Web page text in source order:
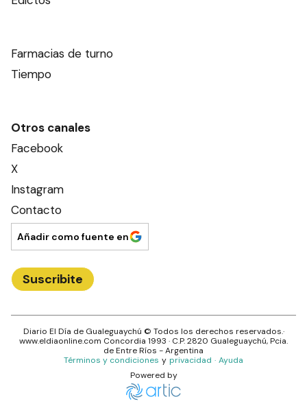
Farmacias de turno
Tiempo
Otros canales
Facebook
X
Instagram
Contacto
Añadir como fuente en
Suscribite
Diario El Día de Gualeguaychú © Todos los derechos reservados.·
www.eldiaonline.com Concordia 1993 · C.P.2820 Gualeguaychú, Pcia.
deEntre Ríos - Argentina
Términos y condiciones y privacidad · Ayuda
Powered by